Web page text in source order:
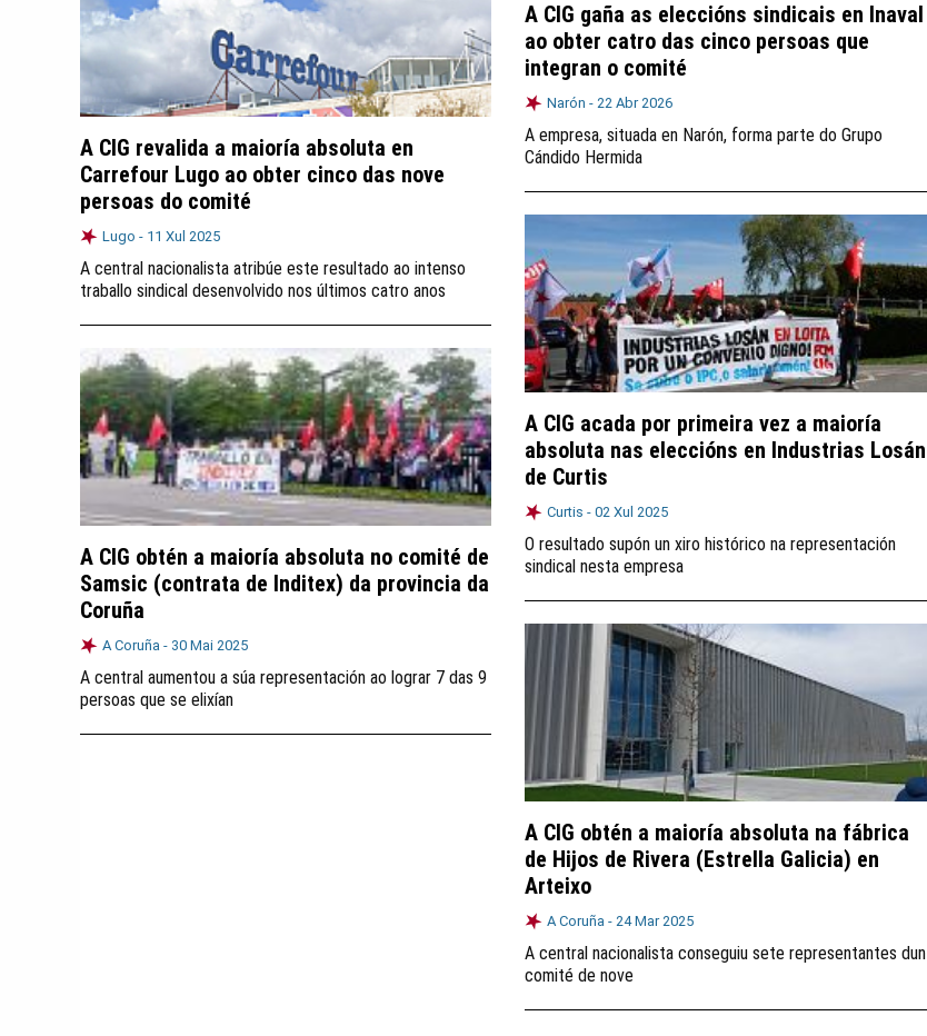
A CIG gaña as eleccións sindicais en Inaval
ao obter catro das cinco persoas que
integran o comité
Narón - 22 Abr 2026
A empresa, situada en Narón, forma parte do Grupo
Cándido Hermida
A CIG revalida a maioría absoluta en
Carrefour Lugo ao obter cinco das nove
persoas do comité
Lugo - 11 Xul 2025
A central nacionalista atribúe este resultado ao intenso
traballo sindical desenvolvido nos últimos catro anos
A CIG acada por primeira vez a maioría
absoluta nas eleccións en Industrias Losán
de Curtis
Curtis - 02 Xul 2025
O resultado supón un xiro histórico na representación
sindical nesta empresa
A CIG obtén a maioría absoluta no comité de
Samsic (contrata de Inditex) da provincia da
Coruña
A Coruña - 30 Mai 2025
A central aumentou a súa representación ao lograr 7 das 9
persoas que se elixían
A CIG obtén a maioría absoluta na fábrica
de Hijos de Rivera (Estrella Galicia) en
Arteixo
A Coruña - 24 Mar 2025
A central nacionalista conseguiu sete representantes dun
comité de nove